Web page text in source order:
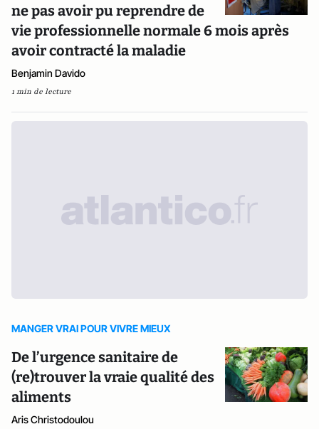
ne pas avoir pu reprendre de
vie professionnelle normale 6 mois après
avoir contracté la maladie
Benjamin Davido
1 min de lecture
MANGER VRAI POUR VIVRE MIEUX
De l’urgence sanitaire de
(re)trouver la vraie qualité des
aliments
Aris Christodoulou